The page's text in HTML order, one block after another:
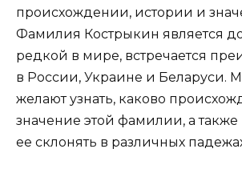
происхождении, истории и
Фамилия Кострыкин является
редкой в мире, встречается
в России, Украине и Беларуси.
желают узнать, каково
значение этой фамилии, а
ее склонять в различных